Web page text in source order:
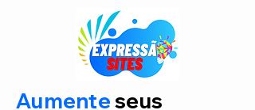
Aumenteseus